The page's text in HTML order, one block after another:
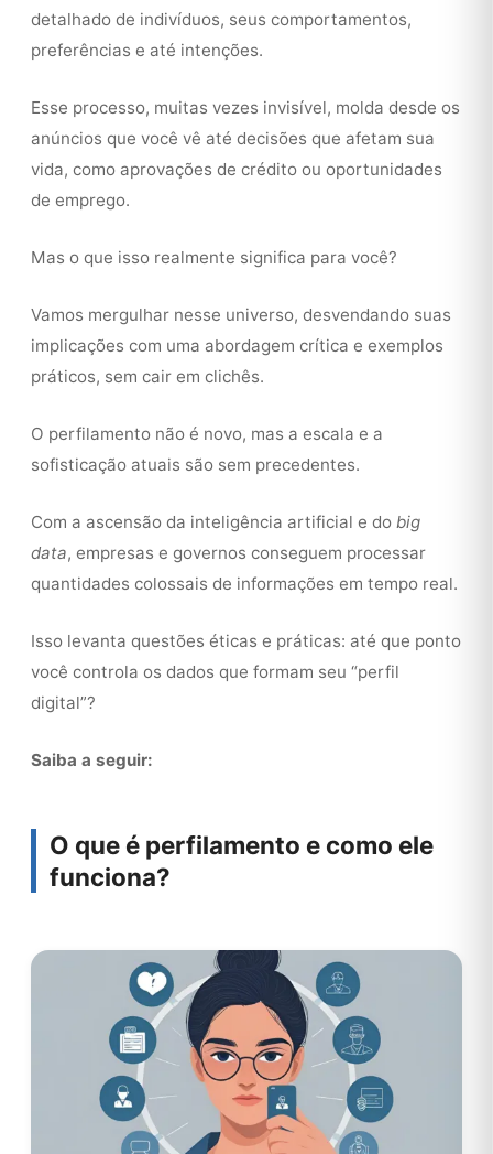
detalhado de indivíduos, seus comportamentos,
preferências e até intenções.
Esse processo, muitas vezes invisível, molda desde os
anúncios que você vê até decisões que afetam sua
vida, como aprovações de crédito ou oportunidades
de emprego.
Mas o que isso realmente significa para você?
Vamos mergulhar nesse universo, desvendando suas
implicações com uma abordagem crítica e exemplos
práticos, sem cair em clichês.
O perfilamento não é novo, mas a escala e a
sofisticação atuais são sem precedentes.
Com a ascensão da inteligência artificial e do big
data, empresas e governos conseguem processar
quantidades colossais de informações em tempo real.
Isso levanta questões éticas e práticas: até que ponto
você controla os dados que formam seu “perfil
digital”?
Saiba a seguir:
O que é perfilamento e como ele
funciona?